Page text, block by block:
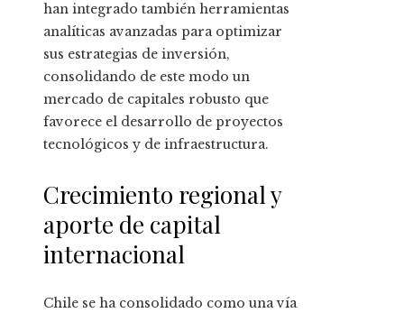
han integrado también herramientas
analíticas avanzadas para optimizar
sus estrategias de inversión,
consolidando de este modo un
mercado de capitales robusto que
favorece el desarrollo de proyectos
tecnológicos y de infraestructura.
Crecimiento regional y
aporte de capital
internacional
Chile se ha consolidado como una vía